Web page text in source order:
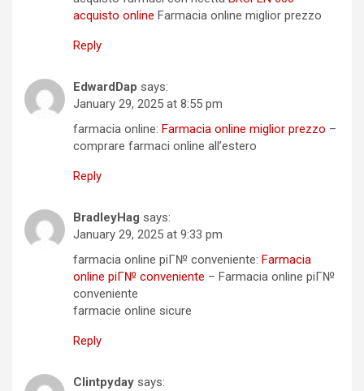
acquisto online Farmacia online miglior prezzo
Reply
EdwardDap says:
January 29, 2025 at 8:55 pm
farmacia online: Farmacia online miglior prezzo –
comprare farmaci online all’estero
Reply
BradleyHag says:
January 29, 2025 at 9:33 pm
farmacia online piГ№ conveniente: Farmacia
online piГ№ conveniente – Farmacia online piГ№
conveniente
farmacie online sicure
Reply
Clintpyday says: